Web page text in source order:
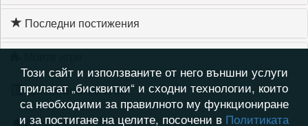
Последни постижения
Хронология на игри
Този сайт и използваните от него външни услуги
прилагат „бисквитки“ и сходни технологии, които
са необходими за правилното му функциониране
и за постигане на целите, посочени в Политиката